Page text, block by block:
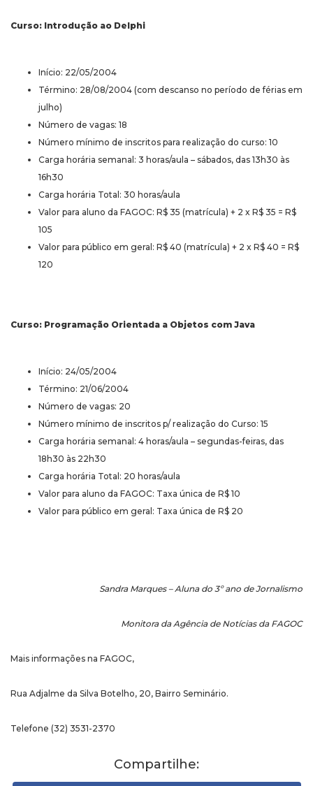
Curso: Introdução ao Delphi
Início: 22/05/2004
Término: 28/08/2004 (com descanso no período de férias em
julho)
Número de vagas: 18
Número mínimo de inscritos para realização do curso: 10
Carga horária semanal: 3 horas/aula – sábados, das 13h30 às
16h30
Carga horária Total: 30 horas/aula
Valor para aluno da FAGOC: R$ 35 (matrícula) + 2 x R$ 35 = R$
105
Valor para público em geral: R$ 40 (matrícula) + 2 x R$ 40 = R$
120
Curso: Programação Orientada a Objetos com Java
Início: 24/05/2004
Término: 21/06/2004
Número de vagas: 20
Número mínimo de inscritos p/ realização do Curso: 15
Carga horária semanal: 4 horas/aula – segundas-feiras, das
18h30 às 22h30
Carga horária Total: 20 horas/aula
Valor para aluno da FAGOC: Taxa única de R$ 10
Valor para público em geral: Taxa única de R$ 20
Sandra Marques – Aluna do 3º ano de Jornalismo
Monitora da Agência de Notícias da FAGOC
Mais informações na FAGOC,
Rua Adjalme da Silva Botelho, 20, Bairro Seminário.
Telefone (32) 3531-2370
Compartilhe: